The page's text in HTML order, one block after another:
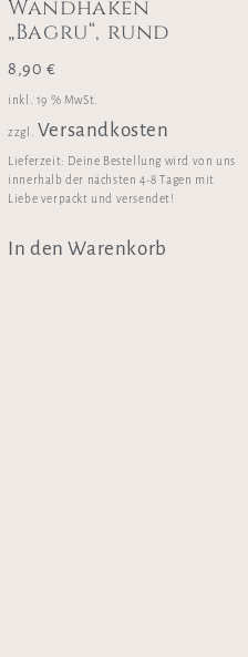
Wandhaken
„Bagru“, rund
8,90€
inkl. 19 % MwSt.
zzgl. Versandkosten
Lieferzeit: Deine Bestellung wird von uns
innerhalb der nächsten 4-8 Tagen mit
Liebe verpackt und versendet!
In den Warenkorb